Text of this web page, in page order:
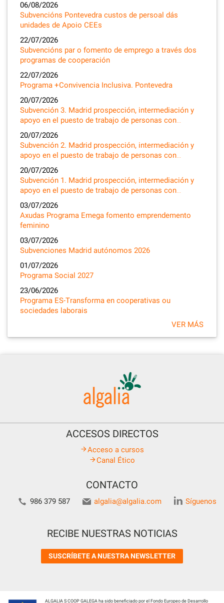
06/08/2026
Subvencións Pontevedra custos de persoal dás
unidades de Apoio CEEs
22/07/2026
Subvencións par o fomento de emprego a través dos
programas de cooperación
22/07/2026
Programa +Convivencia Inclusiva. Pontevedra
20/07/2026
Subvención 3. Madrid prospección, intermediación y
apoyo en el puesto de trabajo de personas con…
20/07/2026
Subvención 2. Madrid prospección, intermediación y
apoyo en el puesto de trabajo de personas con…
20/07/2026
Subvención 1. Madrid prospección, intermediación y
apoyo en el puesto de trabajo de personas con…
03/07/2026
Axudas Programa Emega fomento emprendemento
feminino
03/07/2026
Subvenciones Madrid autónomos 2026
01/07/2026
Programa Social 2027
23/06/2026
Programa ES-Transforma en cooperativas ou
sociedades laborais
VER MÁS
ACCESOS DIRECTOS
Acceso a cursos
Canal Ético
CONTACTO
986 379 587 algalia@algalia.com Síguenos
RECIBE NUESTRAS NOTICIAS
SUSCRÍBETE A NUESTRA NEWSLETTER
ALGALIA S COOP GALEGA ha sido beneficiado por el Fondo Europeo de Desarrollo